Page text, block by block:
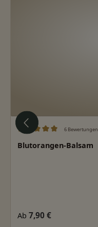
6 Bewertungen
Blutorangen-Balsam
Regulärer Preis:
Ab 7,90 €